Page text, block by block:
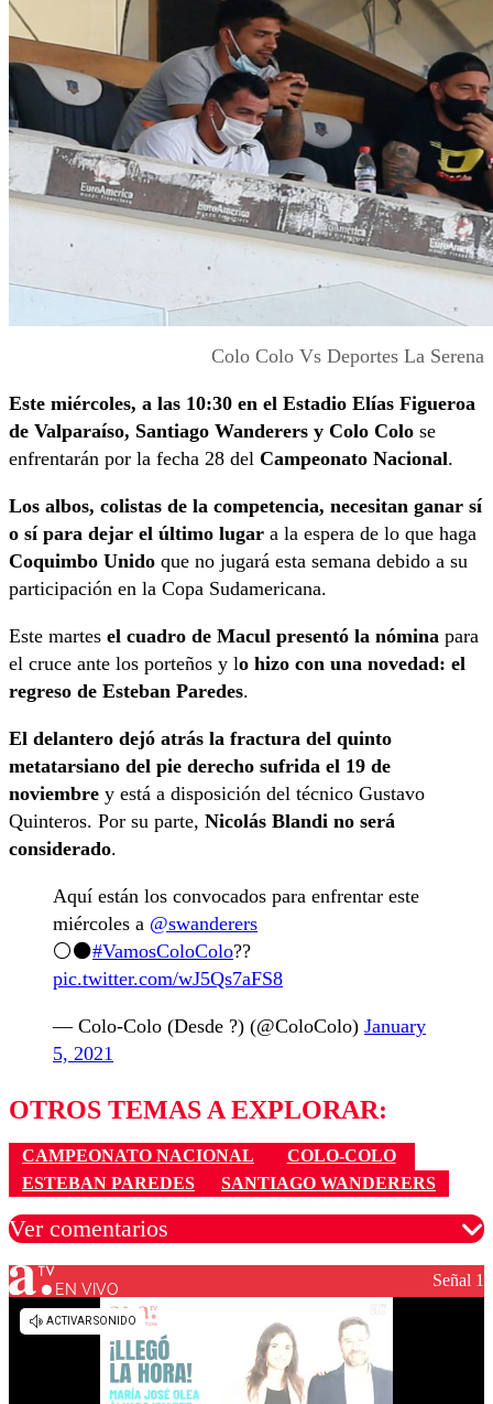
Colo Colo Vs Deportes La Serena
Este miércoles, a las 10:30 en el Estadio Elías Figueroa
de Valparaíso, Santiago Wanderers y Colo Colo se
enfrentarán por la fecha 28 del Campeonato Nacional.
Los albos, colistas de la competencia, necesitan ganar sí
o sí para dejar el último lugar a la espera de lo que haga
Coquimbo Unido que no jugará esta semana debido a su
participación en la Copa Sudamericana.
Este martes el cuadro de Macul presentó la nómina para
el cruce ante los porteños y lo hizo con una novedad: el
regreso de Esteban Paredes.
El delantero dejó atrás la fractura del quinto
metatarsiano del pie derecho sufrida el 19 de
noviembre y está a disposición del técnico Gustavo
Quinteros. Por su parte, Nicolás Blandi no será
considerado.
Aquí están los convocados para enfrentar este
miércoles a @swanderers
⚪️⚫️#VamosColoColo??
pic.twitter.com/wJ5Qs7aFS8
— Colo-Colo (Desde ?) (@ColoColo) January
5, 2021
OTROS TEMAS A EXPLORAR:
CAMPEONATO NACIONAL
COLO-COLO
ESTEBAN PAREDES
SANTIAGO WANDERERS
Ver comentarios
Los comentarios son moderados para garantizar un
diálogo respetuoso.
EN VIVO Señal 1